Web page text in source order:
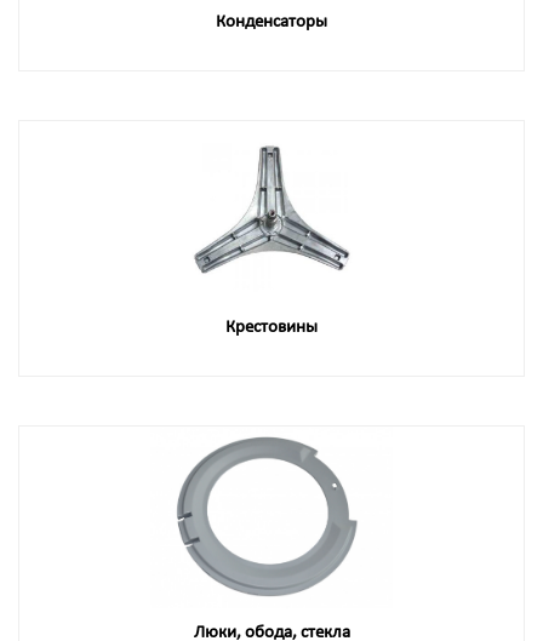
Конденсаторы
Крестовины
Люки, обода, стекла